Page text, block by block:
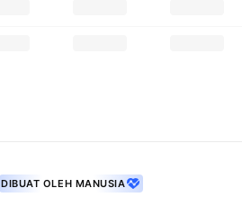
DIBUAT OLEH MANUSIA